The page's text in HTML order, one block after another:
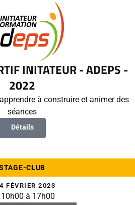
INITATEUR - ADEPS -
2022
à construire et animer des
séances
Détails
CLUB
FÉVRIER 2023
10h00 à 17h00